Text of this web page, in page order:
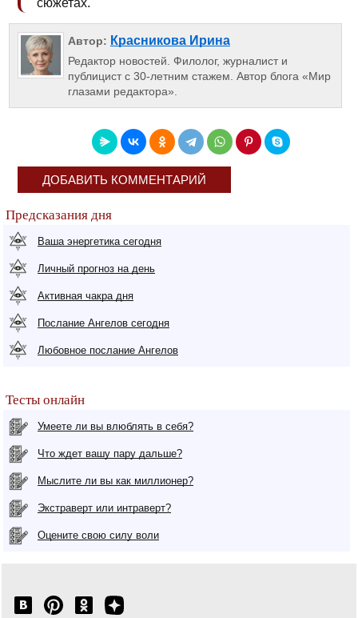
сюжетах.
Автор: Красникова Ирина
Редактор новостей. Филолог, журналист и
публицист с 30-летним стажем. Автор блога «Мир
глазами редактора».
ДОБАВИТЬ КОММЕНТАРИЙ
Предсказания дня
Ваша энергетика сегодня
Личный прогноз на день
Активная чакра дня
Послание Ангелов сегодня
Любовное послание Ангелов
Тесты онлайн
Умеете ли вы влюблять в себя?
Что ждет вашу пару дальше?
Мыслите ли вы как миллионер?
Экстраверт или интраверт?
Оцените свою силу воли